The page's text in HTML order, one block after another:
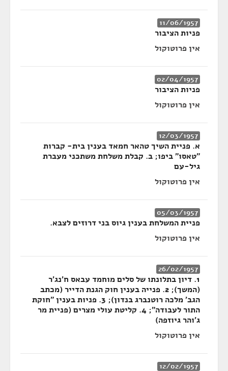
11/06/1957
פניות הציבור
אין פרוטוקול
02/04/1957
פניות הציבור
אין פרוטוקול
12/03/1957
א. פניית השיך טהאר חמאד בענין בית- קברות
"טאסו" ביפו; ב. קבלת משלחת משתכני מעברת
גיל-עם
אין פרוטוקול
05/03/1957
פניית המשלחת בענין גיוס בני דרוזים לצבא.
אין פרוטוקול
26/02/1957
1. דיון בתלונתו של סלים מוחמד עבאס ח'נג'ר
(המשך); 2. פנייה בענין חוק הגנת הדייר (מכתב
הגב' מלכה רוטנברג בנדון); 3. פניות בענין "חוקת
התור לעבודה"; 4. קליטת עולי מצרים (פניית מר
ג'והר גיוזפה)
אין פרוטוקול
12/02/1957